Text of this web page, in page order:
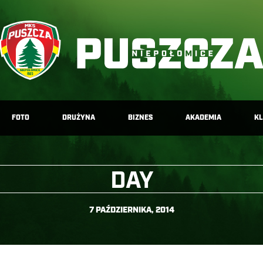
FOTO DRUŻYNA BIZNES AKADEMIA
DAY
7 PAŹDZIERNIKA, 2014